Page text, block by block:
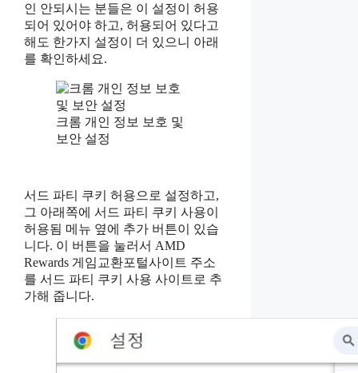
인 안되시는 분들은 이 설정이 허용
되어 있어야 하고, 허용되어 있다고
해도 한가지 설정이 더 있으니 아래
를 확인하세요.
크롬 개인 정보 보호 및
보안 설정
서드 파티 쿠키 허용으로 설정하고,
그 아래쪽에 서드 파티 쿠키 사용이
허용됨 메뉴 옆에 추가 버튼이 있습
니다. 이 버튼을 눌러서 AMD
Rewards 게임교환포털사이트 주소
를 서드 파티 쿠키 사용 사이트로 추
가해 줍니다.